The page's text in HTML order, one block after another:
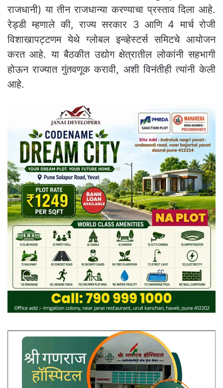
राजधानी) या तीन राजधान्या करण्याचा प्रस्ताव दिला आहे.
रेड्डी म्हणाले की, राज्य सरकार 3 आणि 4 मार्च रोजी
विशाखापट्टणम येथे ग्लोबल इन्व्हेस्टर्स समिटचे आयोजन
करत आहे. या बैठकीत उद्योग क्षेत्रातील लोकांनी सहभागी
होऊन राज्यात गुंतवणूक करावी, अशी विनंतीही त्यांनी केली
आहे.